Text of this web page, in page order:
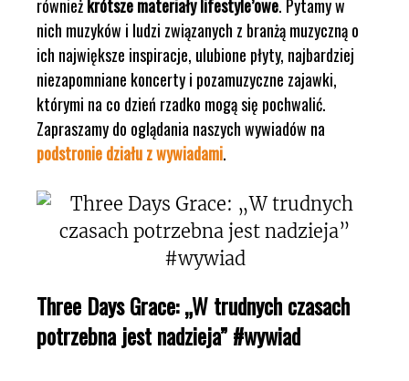
również krótsze materiały lifestyle’owe. Pytamy w
nich muzyków i ludzi związanych z branżą muzyczną o
ich największe inspiracje, ulubione płyty, najbardziej
niezapomniane koncerty i pozamuzyczne zajawki,
którymi na co dzień rzadko mogą się pochwalić.
Zapraszamy do oglądania naszych wywiadów na
podstronie działu z wywiadami.
Three Days Grace: „W trudnych czasach
potrzebna jest nadzieja” #wywiad